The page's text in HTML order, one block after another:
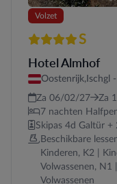
Volzet
4 sterren Superior
S
Hotel Almhof
Oostenrijk, Ischgl
Za 06/02/27
Za
7 nachten
Skipas 4d Galtür +
Beschikbare
Kinderen, K2 |
Volwassenen, N1
Volwassenen